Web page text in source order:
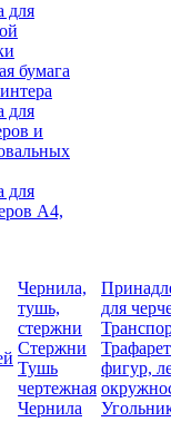
для
бумага
для
и
для
А4,
Чернила,
тушь,
стержни
Стержни
Тушь
чертежная
Чернила
для
фигур,